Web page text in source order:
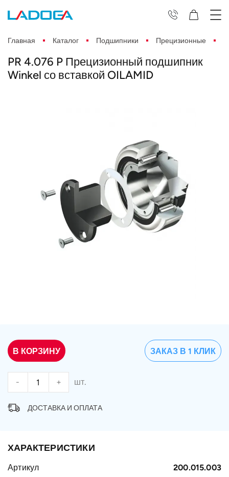
Главная Каталог Подшипники Прецизионные
PR 4.076 P Прецизионный подшипник
Winkel со вставкой OILAMID
В КОРЗИНУ
- + шт.
ЗАКАЗ В 1 КЛИК
ДОСТАВКА И ОПЛАТА
ХАРАКТЕРИСТИКИ
Артикул 200.015.003